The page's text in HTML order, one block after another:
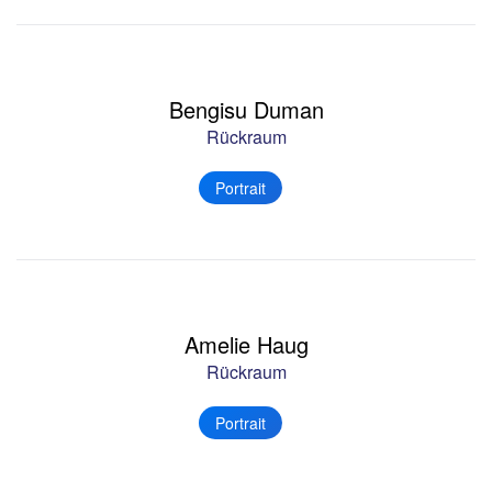
Bengisu Duman
Rückraum
Portrait
Amelie Haug
Rückraum
Portrait